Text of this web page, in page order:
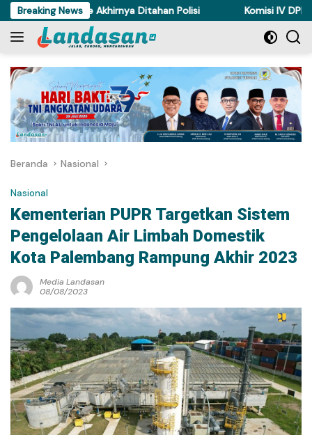
Langsung
ke
konten
Breaking News
di Torue Akhirnya Ditahan Polisi Komisi IV DPRD
Beranda Nasional
Nasional
Kementerian PUPR Targetkan Sistem
Pengelolaan Air Limbah Domestik
Kota Palembang Rampung Akhir 2023
Media Landasan
08/08/2023